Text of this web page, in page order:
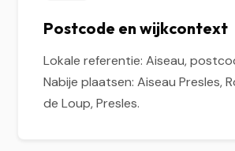
Postcode en wijkcontext
Lokale referentie: Aiseau,
Nabije plaatsen: Aiseau Presles,
de Loup, Presles.